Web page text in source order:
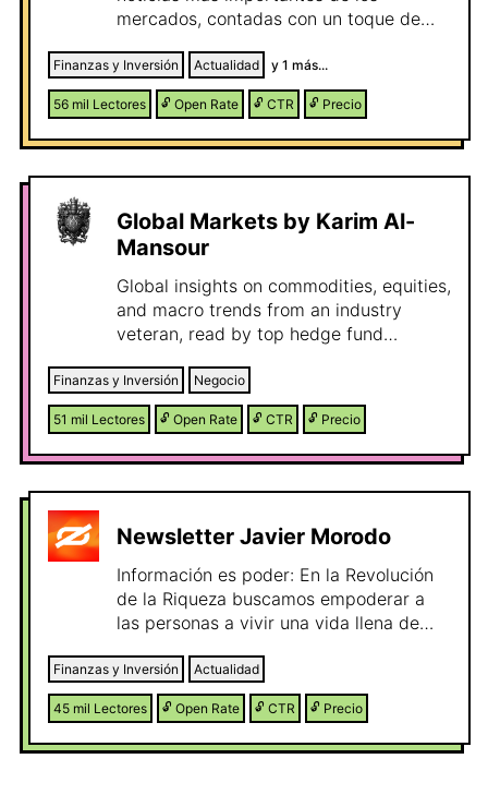
mercados, contadas con un toque de
Aplicamos el meme-marketing con
nuestros patrocinadores.
Finanzas y Inversión Actualidad y 1 más...
56 mil Lectores 🔓 Open Rate 🔓 CTR 🔓 Precio
Global Markets by Karim Al-
Mansour
Global insights on commodities, equities,
and macro trends from an industry
veteran, read by top hedge fund
asset allocators, and bank CEOs.
Finanzas y Inversión Negocio
51 mil Lectores 🔓 Open Rate 🔓 CTR 🔓 Precio
Newsletter Javier Morodo
Información es poder: En la Revolución
de la Riqueza buscamos empoderar a
las personas a vivir una vida llena de
riqueza. Con este newsletter tendrás a
la mano toda la información para poder
tomar las mejores decisiones de
inversión. Estoy convencido que la
Finanzas y Inversión Actualidad
45 mil Lectores 🔓 Open Rate 🔓 CTR 🔓 Precio